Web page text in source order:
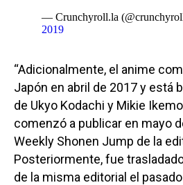
— Crunchyroll.la
2019
“Adicionalmente, el anime
Japón en abril de 2017 y está
de Ukyo Kodachi y Mikie
comenzó a publicar en mayo
Weekly Shonen Jump de la
Posteriormente, fue
de la misma editorial el